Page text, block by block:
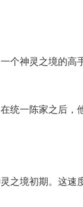
个神灵之境的高
统一陈家之后，
之境初期。这速